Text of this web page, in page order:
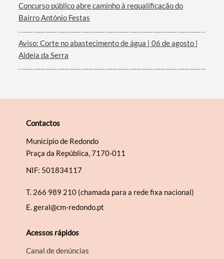
Concurso público abre caminho à requalificação do
Bairro António Festas
Aviso: Corte no abastecimento de água | 06 de agosto |
Aldeia da Serra
Contactos
Município de Redondo
Praça da República, 7170-011
NIF: 501834117
T. 266 989 210 (chamada para a rede fixa nacional)
E.geral@cm-redondo.pt
Acessos rápidos
Canal de denúncias